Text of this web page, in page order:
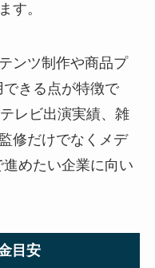
す。
ンツ制作や商品プ
きる点が特徴で
レビ出演実績、雑
修だけでなくメデ
めたい企業に向い
目安